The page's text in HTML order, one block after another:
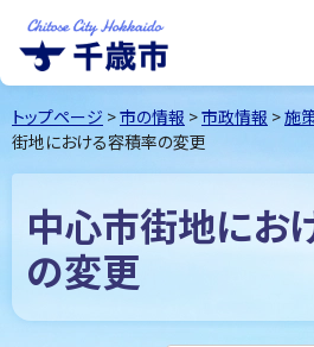
千歳市Chitose
City Hokkaido
トップページ >市の情報 >市政情報 >施
街地における容積率の変更
中心市街地にお
の変更